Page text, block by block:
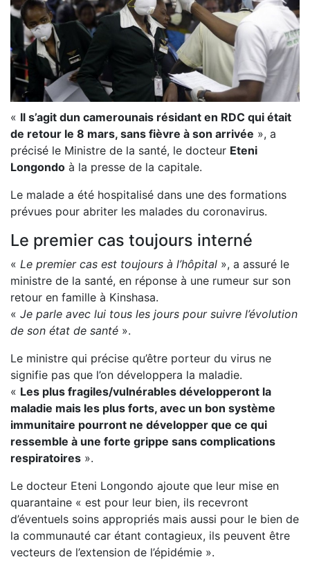
« Il s’agit dun camerounais résidant en RDC qui était
de retour le 8 mars, sans fièvre à son arrivée », a
précisé le Ministre de la santé, le docteur Eteni
Longondo à la presse de la capitale.
Le malade a été hospitalisé dans une des formations
prévues pour abriter les malades du coronavirus.
Le premier cas toujours interné
« Le premier cas est toujours à l’hôpital », a assuré le
ministre de la santé, en réponse à une rumeur sur son
retour en famille à Kinshasa.
« Je parle avec lui tous les jours pour suivre l’évolution
de son état de santé ».
Le ministre qui précise qu’être porteur du virus ne
signifie pas que l’on développera la maladie.
« Les plus fragiles/vulnérables développeront la
maladie mais les plus forts, avec un bon système
immunitaire pourront ne développer que ce qui
ressemble à une forte grippe sans complications
respiratoires ».
Le docteur Eteni Longondo ajoute que leur mise en
quarantaine « est pour leur bien, ils recevront
d’éventuels soins appropriés mais aussi pour le bien de
la communauté car étant contagieux, ils peuvent être
vecteurs de l’extension de l’épidémie ».